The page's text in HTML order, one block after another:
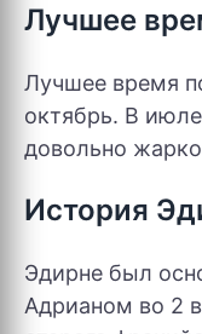
Лучшее
Лучшее время
октябрь. В
довольно
История
Эдирне был
Адрианом во 2